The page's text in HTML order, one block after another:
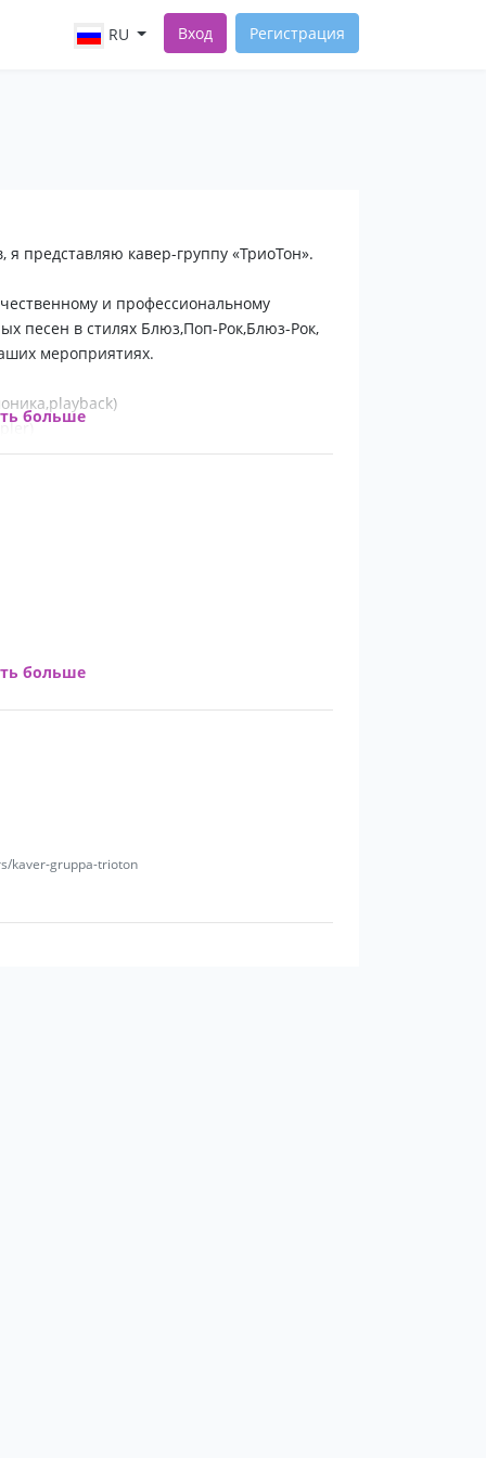
RU Вход Регистрация
я представляю кавер-группу «ТриоТон».
и профессиональному
песен в стилях Блюз,Поп-Рок,Блюз-Рок,
мероприятиях.
больше
больше
kaver-gruppa-trioton